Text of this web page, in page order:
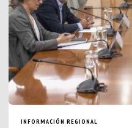
INFORMACIÓN REGIONAL